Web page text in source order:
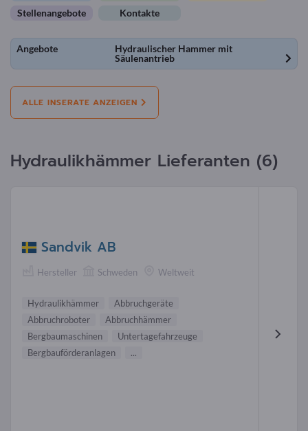
Stellenangebote
Kontakte
Angebote
Hydraulischer Hammer mit
Säulenantrieb
ALLE INSERATE ANZEIGEN
Hydraulikhämmer Lieferanten (6)
Sandvik AB
Hersteller Schweden Weltweit
Hydraulikhämmer
Abbruchgeräte
Abbruchroboter
Abbruchhämmer
Bergbaumaschinen
Untertagefahrzeuge
Bergbauförderanlagen
...